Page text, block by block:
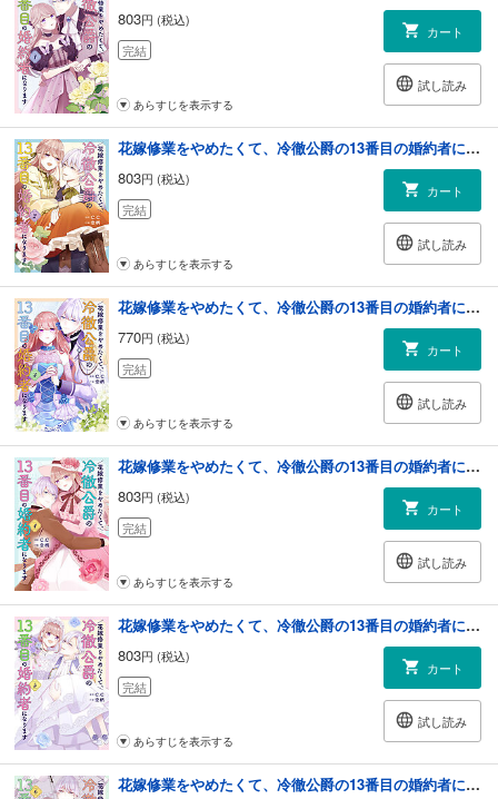
803円 (税込)
完結
カート
試し読み
あらすじを表示する
花嫁修業をやめたくて、冷徹公爵の13番目の婚約者になります（２）
803円 (税込)
完結
カート
試し読み
あらすじを表示する
花嫁修業をやめたくて、冷徹公爵の13番目の婚約者になります（３）
770円 (税込)
完結
カート
試し読み
あらすじを表示する
花嫁修業をやめたくて、冷徹公爵の13番目の婚約者になります（４）
803円 (税込)
完結
カート
試し読み
あらすじを表示する
花嫁修業をやめたくて、冷徹公爵の13番目の婚約者になります（５）
803円 (税込)
完結
カート
試し読み
あらすじを表示する
花嫁修業をやめたくて、冷徹公爵の13番目の婚約者になります（６）